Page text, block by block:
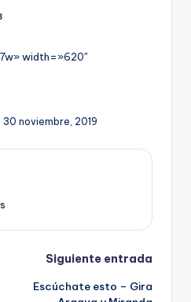
width=»620″
noviembre, 2019
Siguiente entrada
Escúchate esto – Gira